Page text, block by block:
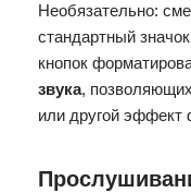
Необязательно:
стандартный
кнопок
звука,
или другой эффект